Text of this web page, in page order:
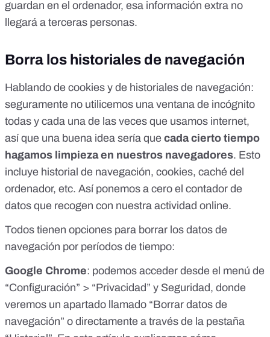
guardan en el ordenador, esa información extra no
llegará a terceras personas.
Borra los historiales de navegación
Hablando de cookies y de historiales de navegación:
seguramente no utilicemos una ventana de incógnito
todas y cada una de las veces que usamos internet,
así que una buena idea sería que cada cierto tiempo
hagamos limpieza en nuestros navegadores. Esto
incluye historial de navegación, cookies, caché del
ordenador, etc. Así ponemos a cero el contador de
datos que recogen con nuestra actividad online.
Todos tienen opciones para borrar los datos de
navegación por períodos de tiempo:
Google Chrome: podemos acceder desde el menú de
“Configuración” > “Privacidad” y Seguridad, donde
veremos un apartado llamado “Borrar datos de
navegación” o directamente a través de la pestaña